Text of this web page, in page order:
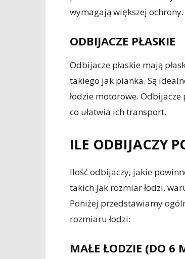
wymagają większej ochrony.
ODBIJACZE PŁASKIE
Odbijacze płaskie mają
takiego jak pianka. Są
łodzie motorowe. Odbijacze
co ułatwia ich transport.
ILE ODBIJACZY
Ilość odbijaczy, jakie
takich jak rozmiar łodzi,
Poniżej przedstawiamy
rozmiaru łodzi:
MAŁE ŁODZIE (DO 6